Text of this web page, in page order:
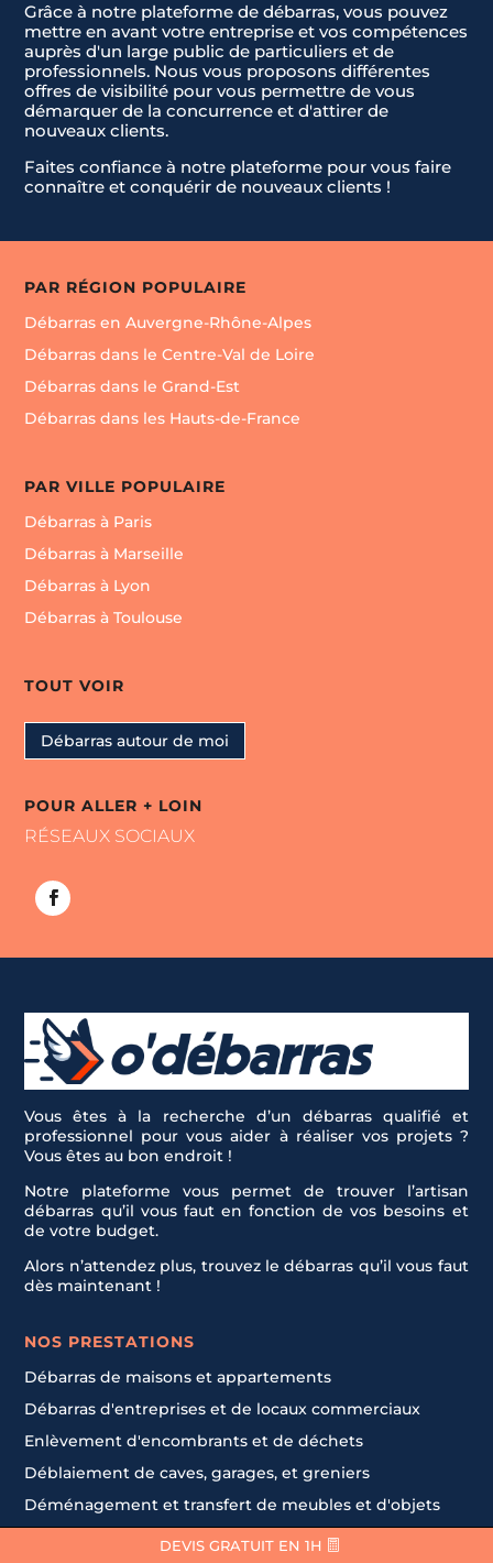
Grâce à notre plateforme de débarras, vous pouvez
mettre en avant votre entreprise et vos compétences
auprès d'un large public de particuliers et de
professionnels. Nous vous proposons différentes
offres de visibilité pour vous permettre de vous
démarquer de la concurrence et d'attirer de
nouveaux clients.
Faites confiance à notre plateforme pour vous faire
connaître et conquérir de nouveaux clients !
PAR RÉGION POPULAIRE
Débarras en Auvergne-Rhône-Alpes
Débarras dans le Centre-Val de Loire
Débarras dans le Grand-Est
Débarras dans les Hauts-de-France
PAR VILLE POPULAIRE
Débarras à Paris
Débarras à Marseille
Débarras à Lyon
Débarras à Toulouse
TOUT VOIR
Débarras autour de moi
POUR ALLER + LOIN
RÉSEAUX SOCIAUX
Vous êtes à la recherche d’un débarras qualifié et
professionnel pour vous aider à réaliser vos projets ?
Vous êtes au bon endroit !
Notre plateforme vous permet de trouver l’artisan
débarras qu’il vous faut en fonction de vos besoins et
de votre budget.
Alors n’attendez plus, trouvez le débarras qu’il vous faut
dès maintenant !
NOS PRESTATIONS
Débarras de maisons et appartements
Débarras d'entreprises et de locaux commerciaux
Enlèvement d'encombrants et de déchets
Déblaiement de caves, garages, et greniers
Déménagement et transfert de meubles et d'objets
Nettoyage après sinistreDEVIS GRATUIT EN 1H